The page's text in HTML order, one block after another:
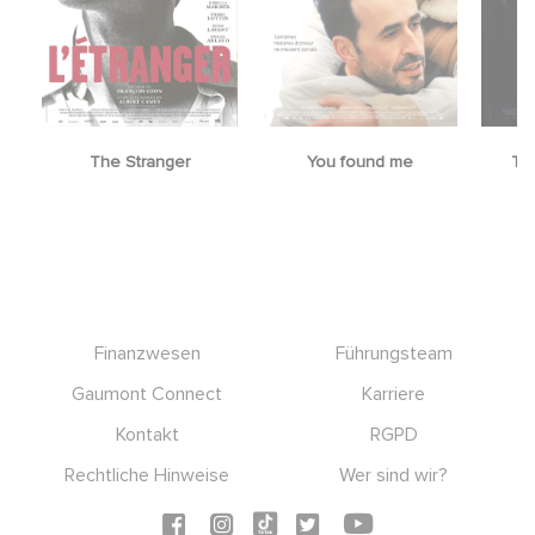
The Stranger You found me
Finanzwesen
Führungsteam
Gaumont Connect
Karriere
Kontakt
RGPD
Rechtliche Hinweise
Wer sind wir?
Social icons